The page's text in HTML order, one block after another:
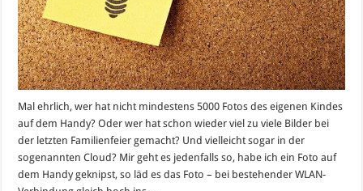
Mal ehrlich, wer hat nicht mindestens 5000 Fotos des eigenen Kindes
auf dem Handy? Oder wer hat schon wieder viel zu viele Bilder bei
der letzten Familienfeier gemacht? Und vielleicht sogar in der
sogenannten Cloud? Mir geht es jedenfalls so, habe ich ein Foto auf
dem Handy geknipst, so läd es das Foto – bei bestehender WLAN-